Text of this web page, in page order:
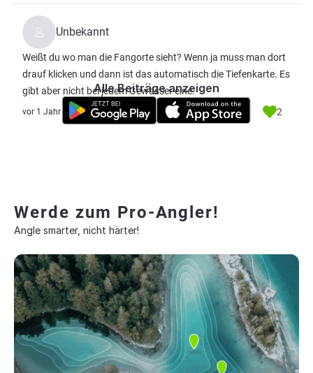
Unbekannt
Weißt du wo man die Fangorte sieht? Wenn ja muss man dort
drauf klicken und dann ist das automatisch die Tiefenkarte. Es
gibt aber nicht bei jedem Gewässer eine.
vor 1 Jahr 2
Alle Beiträge anzeigen
Werde zum Pro-Angler!
Angle smarter, nicht härter!